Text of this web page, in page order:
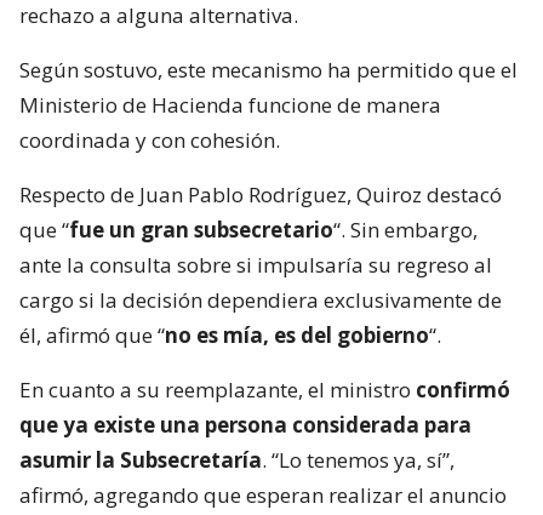
rechazo a alguna alternativa.
Según sostuvo, este mecanismo ha permitido que el
Ministerio de Hacienda funcione de manera
coordinada y con cohesión.
Respecto de Juan Pablo Rodríguez, Quiroz destacó
que “fue un gran subsecretario“. Sin embargo,
ante la consulta sobre si impulsaría su regreso al
cargo si la decisión dependiera exclusivamente de
él, afirmó que “no es mía, es del gobierno“.
En cuanto a su reemplazante, el ministro confirmó
que ya existe una persona considerada para
asumir la Subsecretaría. “Lo tenemos ya, sí”,
afirmó, agregando que esperan realizar el anuncio